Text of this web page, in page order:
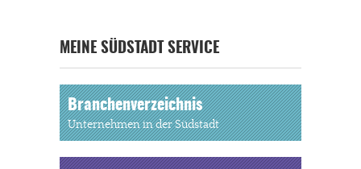
MEINE SÜDSTADT SERVICE
Branchenverzeichnis
Unternehmen in der Südstadt